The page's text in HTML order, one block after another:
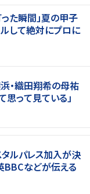
た瞬間」夏の甲子
して絶対にプロに
浜・織田翔希の母祐
思って見ている」
ルパレス加入が決
などが伝える